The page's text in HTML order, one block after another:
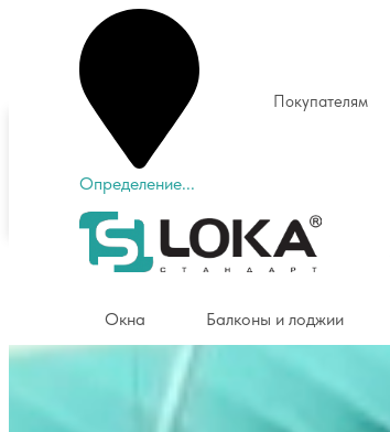
Определение...
Покупателям
Окна Балконы и лоджии